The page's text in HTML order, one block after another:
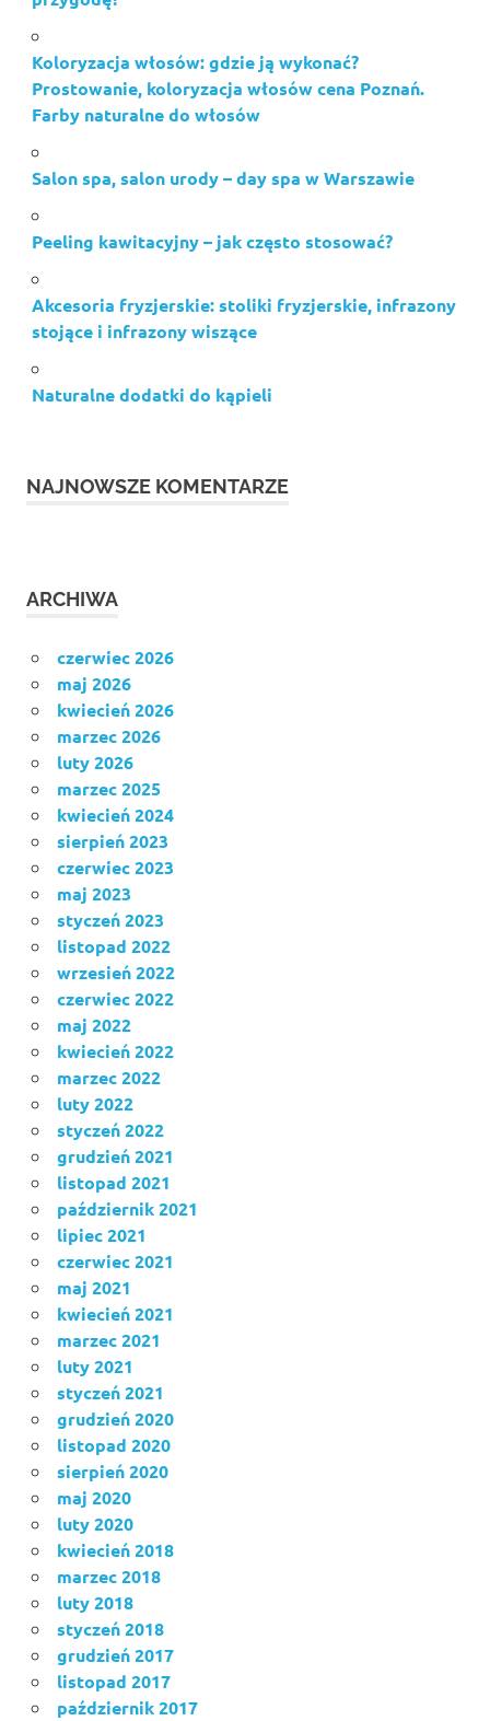
Koloryzacja włosów: gdzie ją wykonać?
Prostowanie, koloryzacja włosów cena Poznań.
Farby naturalne do włosów
Salon spa, salon urody – day spa w Warszawie
Peeling kawitacyjny – jak często stosować?
Akcesoria fryzjerskie: stoliki fryzjerskie, infrazony
stojące i infrazony wiszące
Naturalne dodatki do kąpieli
NAJNOWSZE KOMENTARZE
ARCHIWA
czerwiec 2026
maj 2026
kwiecień 2026
marzec 2026
luty 2026
marzec 2025
kwiecień 2024
sierpień 2023
czerwiec 2023
maj 2023
styczeń 2023
listopad 2022
wrzesień 2022
czerwiec 2022
maj 2022
kwiecień 2022
marzec 2022
luty 2022
styczeń 2022
grudzień 2021
listopad 2021
październik 2021
lipiec 2021
czerwiec 2021
maj 2021
kwiecień 2021
marzec 2021
luty 2021
styczeń 2021
grudzień 2020
listopad 2020
sierpień 2020
maj 2020
luty 2020
kwiecień 2018
marzec 2018
luty 2018
styczeń 2018
grudzień 2017
listopad 2017
październik 2017